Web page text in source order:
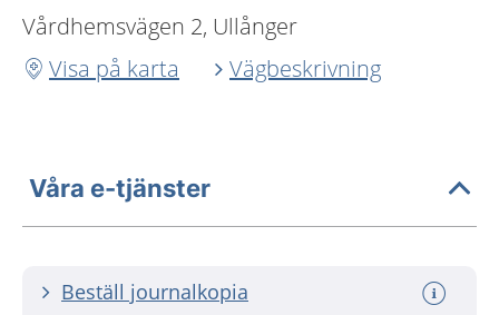
Vårdhemsvägen 2, Ullånger
Visa på karta
Vägbeskrivning
Våra e-tjänster
Beställ journalkopia